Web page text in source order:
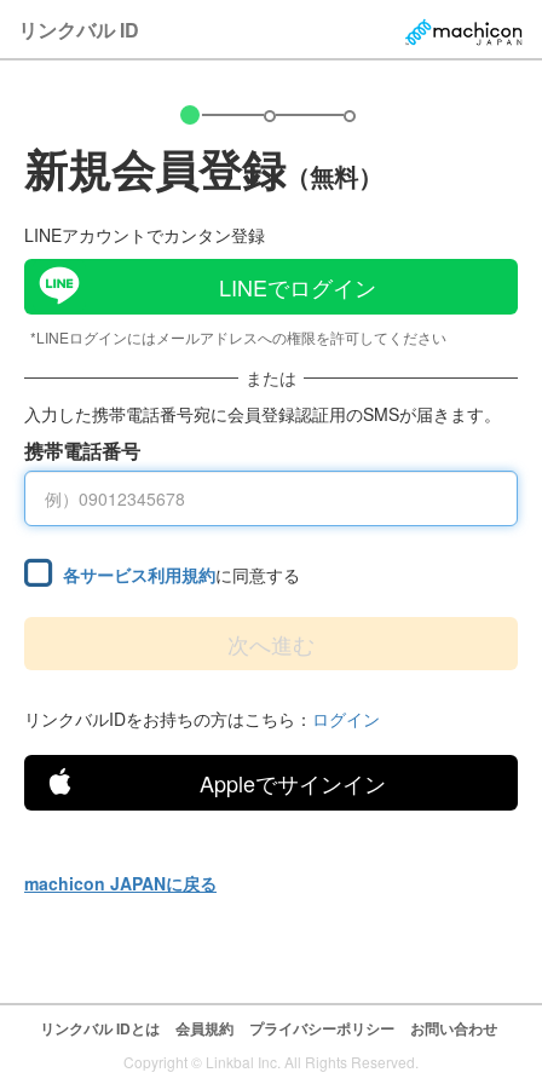
リンクバル ID
新規会員登録（無料）
LINEアカウントでカンタン登録
LINEでログイン
*LINEログインにはメールアドレスへの権限を許可してください
または
入力した携帯電話番号宛に会員登録認証用のSMSが届きます。
携帯電話番号
各サービス利用規約に同意する
リンクバルIDをお持ちの方はこちら： ログイン
Appleでサインイン
machicon JAPANに戻る
リンクバル IDとは 会員規約 プライバシーポリシー お問い合わせ
Copyright © Linkbal Inc. All Rights Reserved.